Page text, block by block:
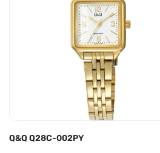
Q&Q Q28C-002PY